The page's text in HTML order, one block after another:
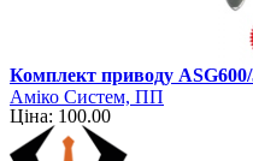
Комплект приводу
Аміко Систем, ПП
Ціна: 100.00